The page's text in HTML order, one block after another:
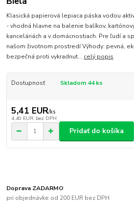
Klasická papierová lepiaca páska vodou
- vhodná hlavne na balenie balíkov,
kanceláriách a v domácnostiach. Pre ľudí a
našom životnom prostredí Výhody: pevná,
bezpečná proti vykradnut... celý popis
Dostupnosť Skladom 44 ks
5,41 EUR/ks
4,40 EUR bez DPH
Pridať do košíka
Doprava ZADARMO
pri objednávke od 200 EUR bez DPH